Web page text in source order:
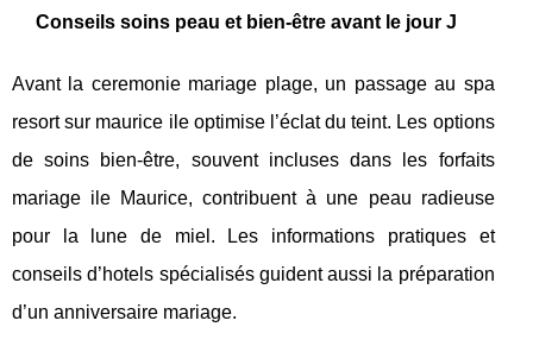
Conseils soins peau et bien-être avant le jour J
Avant la ceremonie mariage plage, un passage au spa
resort sur maurice ile optimise l’éclat du teint. Les options
de soins bien-être, souvent incluses dans les forfaits
mariage ile Maurice, contribuent à une peau radieuse
pour la lune de miel. Les informations pratiques et
conseils d’hotels spécialisés guident aussi la préparation
d’un anniversaire mariage.